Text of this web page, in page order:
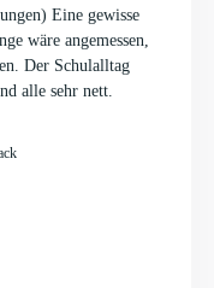
Eine gewisse
wäre angemessen,
Der Schulalltag
alle sehr nett.